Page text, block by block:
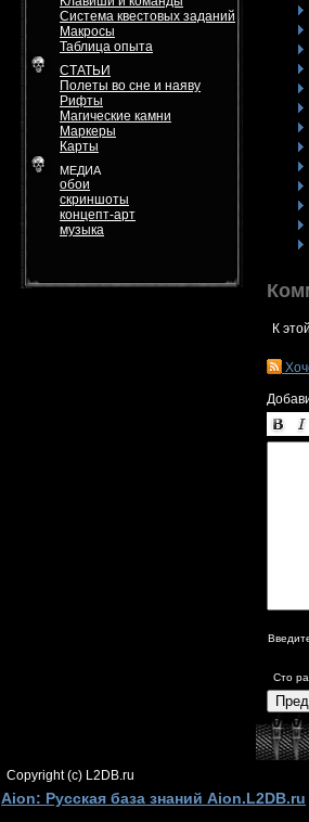
Система квестовых заданий
Макросы
Таблица опыта
СТАТЬИ
Полеты во сне и наяву
Рифты
Магические камни
Маркеры
Карты
МЕДИА
обои
скриншоты
концепт-арт
музыка
К
Сто
Copyright (c) L2DB.ru
Aion: Русская база знаний Aion.L2DB.ru